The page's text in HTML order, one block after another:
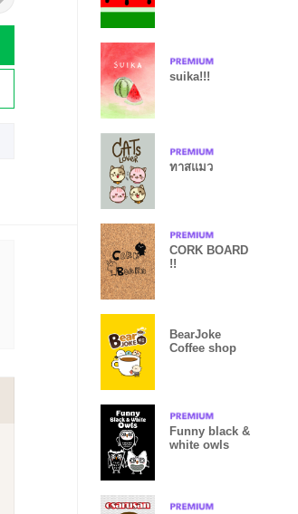
suika!!!
ทาสแมว
CORK BOARD
!!
BearJoke
Coffee shop
Funny black &
white owls